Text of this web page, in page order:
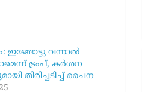
ഇങ്ങോട്ടു വന്നാൽ
ട്രംപ്, കർശന
തിരിച്ചടിച്ച് ചൈന